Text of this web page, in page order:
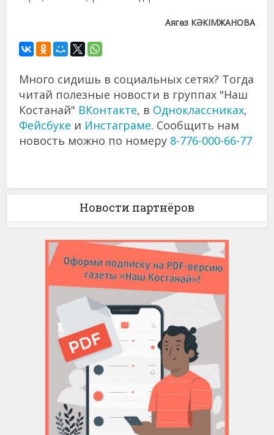
Аягөз КӘКІМЖАНОВА
Много сидишь в социальных сетях? Тогда
читай полезные новости в группах "Наш
Костанай" ВКонтакте, в Одноклассниках,
Фейсбуке и Инстаграме. Сообщить нам
новость можно по номеру 8-776-000-66-77
Новости партнёров